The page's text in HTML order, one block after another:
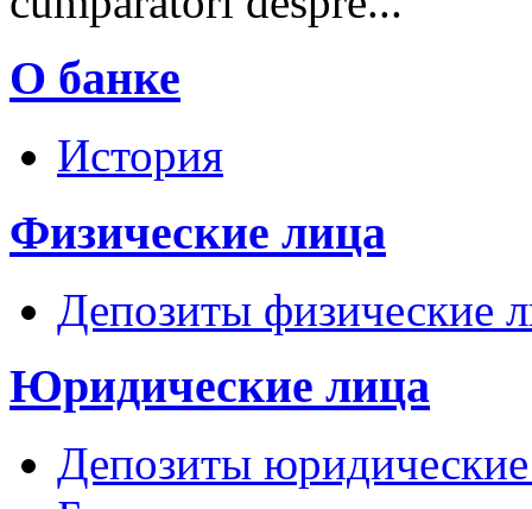
О банке
История
Физические лица
Депозиты физические
Юридические лица
Депозиты